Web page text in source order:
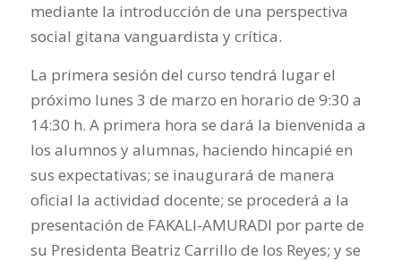
mediante la introducción de una perspectiva
social gitana vanguardista y crítica.
La primera sesión del curso tendrá lugar el
próximo lunes 3 de marzo en horario de 9:30 a
14:30 h. A primera hora se dará la bienvenida a
los alumnos y alumnas, haciendo hincapié en
sus expectativas; se inaugurará de manera
oficial la actividad docente; se procederá a la
presentación de FAKALI-AMURADI por parte de
su Presidenta Beatriz Carrillo de los Reyes; y se